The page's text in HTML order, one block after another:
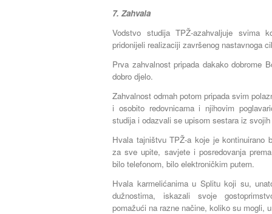
7. Zahvala
Vodstvo studija TPŽ-azahvaljuje
pridonijeli realizaciji završenog nastavnoga
Prva zahvalnost pripada dakako dobrome
dobro djelo.
Zahvalnost odmah potom pripada svim
i osobito redovnicama i njihovim
studija i odazvali se upisom sestara iz
Hvala tajništvu TPŽ-a koje je kontinuirano
za sve upite, savjete i posredovanja
bilo telefonom, bilo elektroničkim putem.
Hvala karmelićanima u Splitu koji su,
dužnostima, iskazali svoje
pomažući na razne načine, koliko su mogli,